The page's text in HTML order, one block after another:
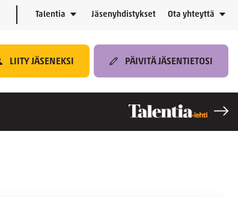
Talentia Jäsenyhdistykset Ota yhteyttä
LIITY JÄSENEKSI PÄIVITÄ JÄSENTIETOSI